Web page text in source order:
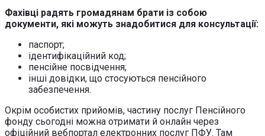
Фахівці радять громадянам брати із собою
документи, які можуть знадобитися для консультації:
паспорт;
ідентифікаційний код;
пенсійне посвідчення;
інші довідки, що стосуються пенсійного
забезпечення.
Окрім особистих прийомів, частину послуг Пенсійного
фонду сьогодні можна отримати й онлайн через
офіційний вебпортал електронних послуг ПФУ. Там